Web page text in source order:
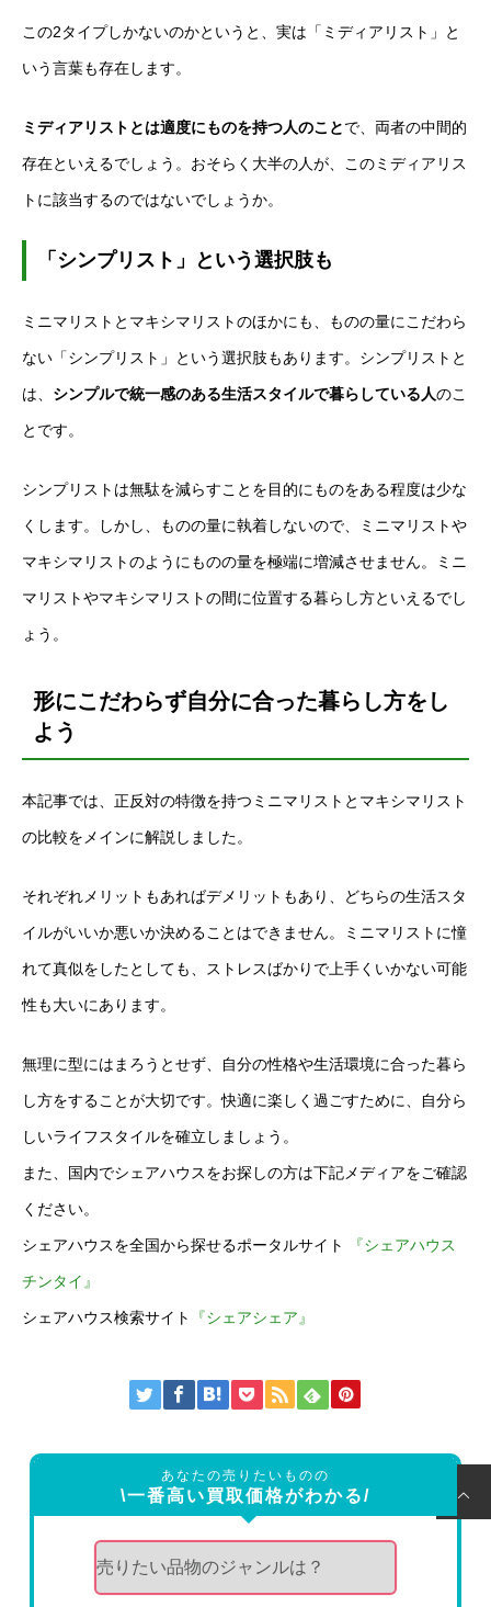
この2タイプしかないのかというと、実は「ミディアリスト」と
いう言葉も存在します。
ミディアリストとは適度にものを持つ人のことで、両者の中間的
存在といえるでしょう。おそらく大半の人が、このミディアリス
トに該当するのではないでしょうか。
「シンプリスト」という選択肢も
ミニマリストとマキシマリストのほかにも、ものの量にこだわら
ない「シンプリスト」という選択肢もあります。シンプリストと
は、 シンプルで統一感のある生活スタイルで暮らしている人のこ
とです。
シンプリストは無駄を減らすことを目的にものをある程度は少な
くします。しかし、ものの量に執着しないので、ミニマリストや
マキシマリストのようにものの量を極端に増減させません。ミニ
マリストやマキシマリストの間に位置する暮らし方といえるでし
ょう。
形にこだわらず自分に合った暮らし方をし
よう
本記事では、正反対の特徴を持つミニマリストとマキシマリスト
の比較をメインに解説しました。
それぞれメリットもあればデメリットもあり、どちらの生活スタ
イルがいいか悪いか決めることはできません。ミニマリストに憧
れて真似をしたとしても、ストレスばかりで上手くいかない可能
性も大いにあります。
無理に型にはまろうとせず、自分の性格や生活環境に合った暮ら
し方をすることが大切です。快適に楽しく過ごすために、自分ら
しいライフスタイルを確立しましょう。
また、国内でシェアハウスをお探しの方は下記メディアをご確認
ください。
シェアハウスを全国から探せるポータルサイト 『シェアハウス
チンタイ』
シェアハウス検索サイト 『シェアシェア』
あなたの売りたいものの
\一番高い買取価格がわかる/